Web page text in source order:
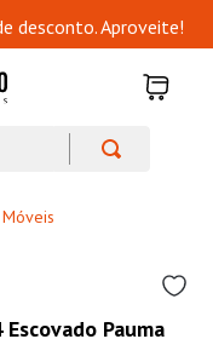
desconto. Aproveite!
Pauma